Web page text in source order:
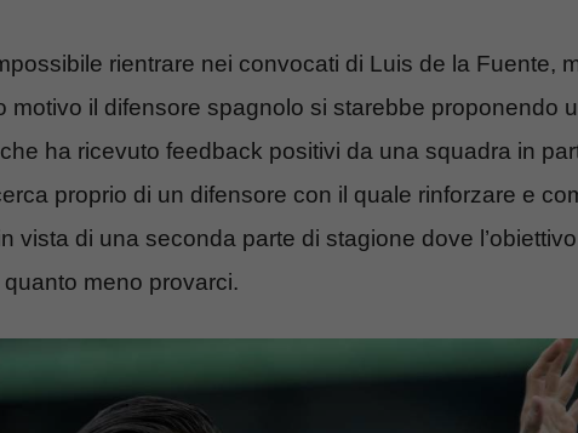
rientrare nei convocati di Luis de la Fuente,
motivo il difensore spagnolo si starebbe proponendo
ha ricevuto feedback positivi da una squadra in
proprio di un difensore con il quale rinforzare e
vista di una seconda parte di stagione dove
meno provarci.